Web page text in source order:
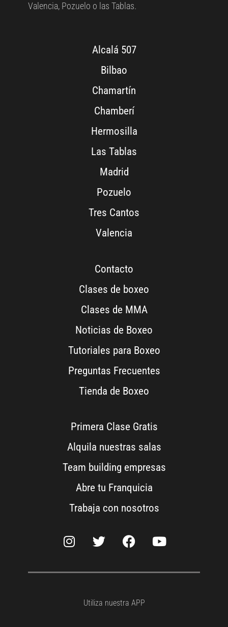
Valencia, Pozuelo o las Tablas.
Alcalá 507
Bilbao
Chamartín
Chamberí
Hermosilla
Las Tablas
Madrid
Pozuelo
Tres Cantos
Valencia
Contacto
Clases de boxeo
Clases de MMA
Noticias de Boxeo
Tutoriales para Boxeo
Preguntas Frecuentes
Tienda de Boxeo
Primera Clase Gratis
Alquila nuestras salas
Team building empresas
Abre tu Franquicia
Trabaja con nosotros
Utiliza nuestra APP